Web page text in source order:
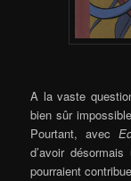
A la vaste
bien sûr
Pourtant, avec
d’avoir
pourraient